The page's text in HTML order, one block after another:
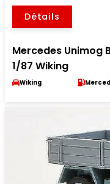
Détails
Mercedes Unimog
1/87 Wiking
Wiking